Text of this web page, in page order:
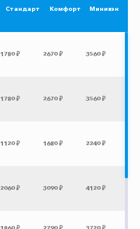
Стандарт Комфорт Минивэн
1780 ₽ 2670 ₽ 3560 ₽
1780 ₽ 2670 ₽ 3560 ₽
1120 ₽ 1680 ₽ 2240 ₽
2060 ₽ 3090 ₽ 4120 ₽